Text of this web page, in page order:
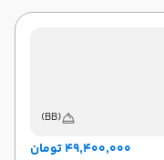
(BB)
۴۹٬۴۰۰٬۰۰۰ تومان